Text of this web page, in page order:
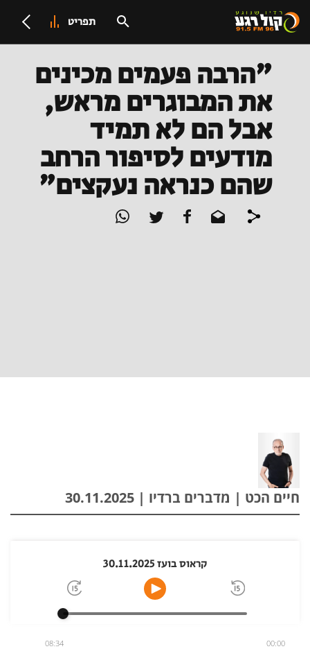
תפריט
"הרבה פעמים מכינים
את המבוגרים מראש,
אבל הם לא תמיד
מודעים לסיפור הרחב
שהם כנראה נעקצים"
חיים הכט | מדברים ברדיו | 30.11.2025
קראוס בועז 30.11.2025
00:00
08:34